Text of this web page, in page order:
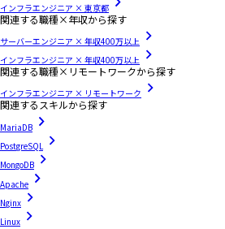
インフラエンジニア × 東京都
関連する職種×年収から探す
サーバーエンジニア × 年収400万以上
インフラエンジニア × 年収400万以上
関連する職種×リモートワークから探す
インフラエンジニア × リモートワーク
関連するスキルから探す
MariaDB
PostgreSQL
MongoDB
Apache
Nginx
Linux